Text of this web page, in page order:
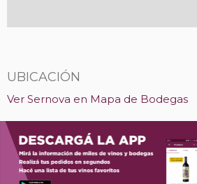
UBICACIÓN
Ver Sernova en Mapa de Bodegas